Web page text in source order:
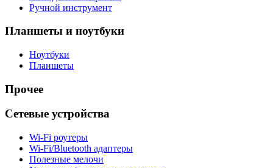
Ручной инструмент
Планшеты и ноутбуки
Ноутбуки
Планшеты
Прочее
Сетевые устройства
Wi-Fi роутеры
Wi-Fi/Bluetooth адаптеры
Полезные мелочи